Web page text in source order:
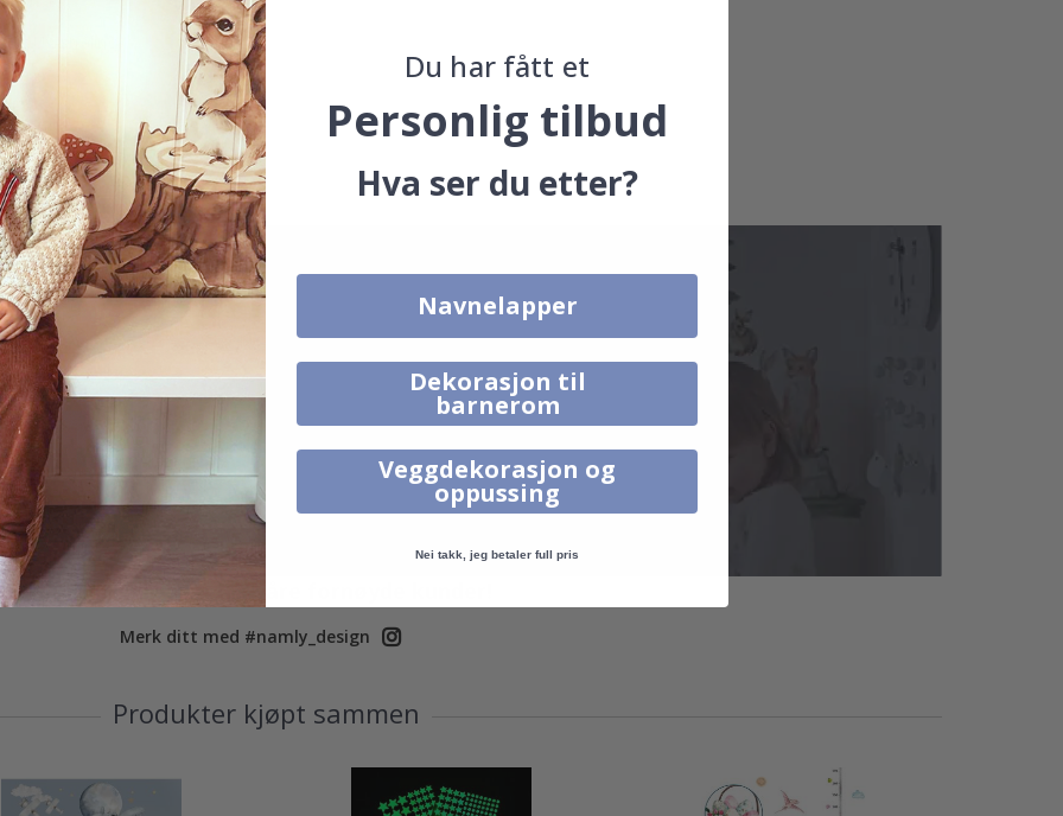
UV-stråling
Ekte inspirasjon fra våre fornøyde kunder!
Merk ditt med #namly_design
Produkter kjøpt sammen
Du har fått et
Personlig tilbud
Hva ser du etter?
Navnelapper
Dekorasjon til
barnerom
Veggdekorasjon og
oppussing
Nei takk, jeg betaler full pris